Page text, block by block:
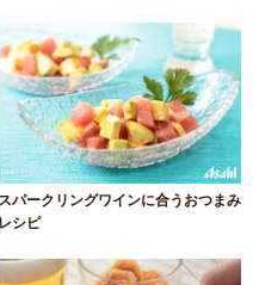
スパークリングワインに合うおつまみ
レシピ